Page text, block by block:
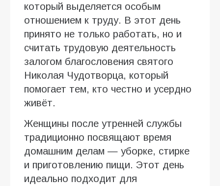
который выделяется особым
отношением к труду. В этот день
принято не только работать, но и
считать трудовую деятельность
залогом благословения святого
Николая Чудотворца, который
помогает тем, кто честно и усердно
живёт.
Женщины после утренней службы
традиционно посвящают время
домашним делам — уборке, стирке
и приготовлению пищи. Этот день
идеально подходит для